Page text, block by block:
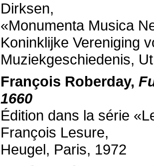
Dirksen,
«Monumenta Musica
Koninklijke Vereniging
Muziekgeschiedenis,
François Roberday,
1660
Édition dans la série
François Lesure,
Heugel, Paris, 1972